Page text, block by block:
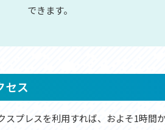
おすすめグルメ
できます。
セス
スプレスを利用すれば、およそ1時間